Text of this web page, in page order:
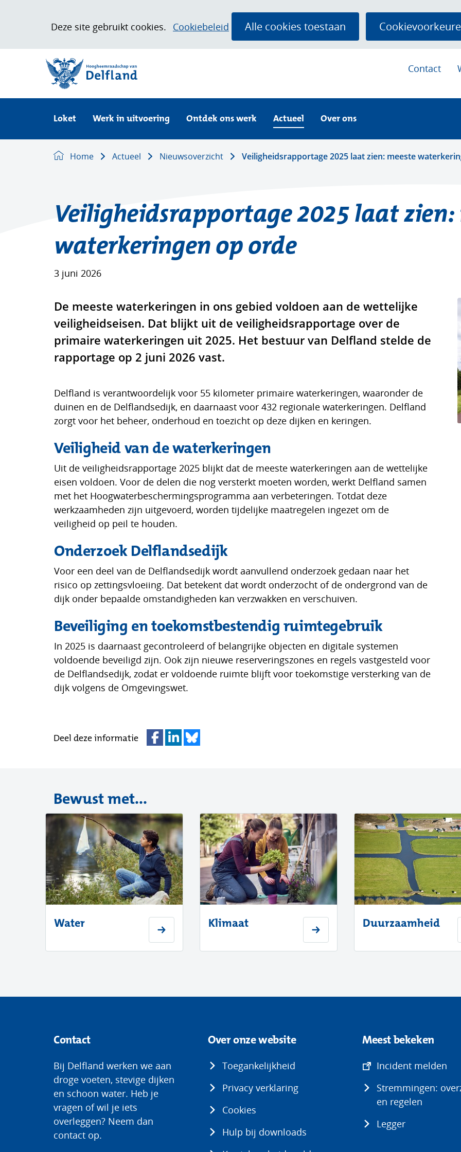
toestaan?Deze site gebruikt cookies.
Cookiebeleid
Hier
van
Alle cookies toestaan
Ga
de
inhoud
(naar homepage)
Contact
Loket
Uitklappen
Werk in uitvoering Ontdek ons werk
ons
werk
Uitklappen
Actueel
Uitklappen
Over ons
e
e
Home Actueel Nieuwsoverzicht Veiligheidsrapportage 2025 laat zien: meeste
Veiligheidsrapportage 2025 laat zien:
waterkeringen op orde
3 juni 2026
De meeste waterkeringen in ons gebied voldoen aan de wettelijke
veiligheidseisen. Dat blijkt uit de veiligheidsrapportage over de
primaire waterkeringen uit 2025. Het bestuur van Delfland stelde de
rapportage op 2 juni 2026 vast.
Delfland is verantwoordelijk voor 55 kilometer primaire waterkeringen, waaronder de
duinen en de Delflandsedijk, en daarnaast voor 432 regionale waterkeringen. Delfland
zorgt voor het beheer, onderhoud en toezicht op deze dijken en keringen.
Veiligheid van de waterkeringen
Uit de veiligheidsrapportage 2025 blijkt dat de meeste waterkeringen aan de wettelijke
eisen voldoen. Voor de delen die nog versterkt moeten worden, werkt Delfland samen
met het Hoogwaterbeschermingsprogramma aan verbeteringen. Totdat deze
werkzaamheden zijn uitgevoerd, worden tijdelijke maatregelen ingezet om de
veiligheid op peil te houden.
Onderzoek Delflandsedijk
Voor een deel van de Delflandsedijk wordt aanvullend onderzoek gedaan naar het
risico op zettingsvloeiing. Dat betekent dat wordt onderzocht of de ondergrond van de
dijk onder bepaalde omstandigheden kan verzwakken en verschuiven.
Beveiliging en toekomstbestendig ruimtegebruik
In 2025 is daarnaast gecontroleerd of belangrijke objecten en digitale systemen
voldoende beveiligd zijn. Ook zijn nieuwe reserveringszones en regels vastgesteld voor
de Delflandsedijk, zodat er voldoende ruimte blijft voor toekomstige versterking van de
dijk volgens de Omgevingswet.
Deel deze informatie
Bewust met...
Water Klimaat Duurzaamheid
Contact
Bij Delfland werken we aan
droge voeten, stevige dijken
en schoon water. Heb je
vragen of wil je iets
overleggen? Neem dan
contact op.
Over onze website
Toegankelijkheid
Privacy verklaring
Cookies
Hulp bij downloads
Meest bekeken
Incident melden
Stremmingen:
en regelen
Legger